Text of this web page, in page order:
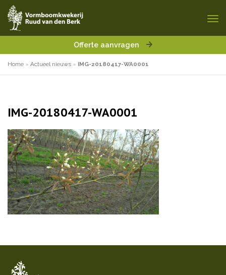
Offerte aanvragen
Home » Actueel nieuws » IMG-20180417-WA0001
IMG-20180417-WA0001